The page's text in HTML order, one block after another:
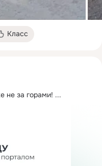
Класс
не за горами! ...